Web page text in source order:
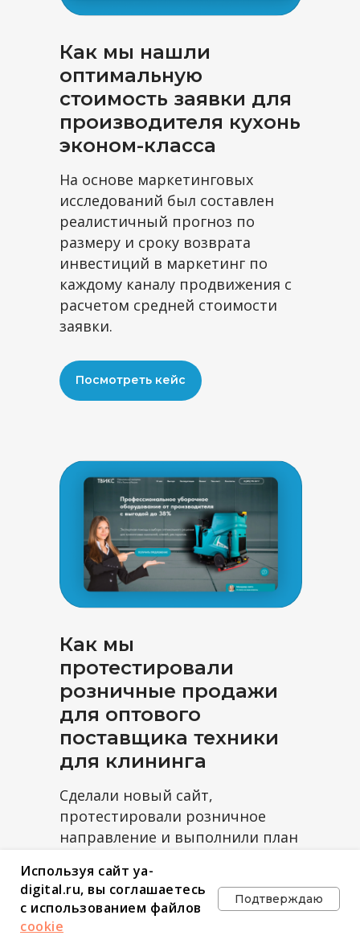
Как мы нашли
оптимальную
стоимость заявки для
производителя кухонь
эконом-класса
На основе маркетинговых
исследований был составлен
реалистичный прогноз по
размеру и сроку возврата
инвестиций в маркетинг по
каждому каналу продвижения с
расчетом средней стоимости
заявки.
Посмотреть кейс
Как мы
протестировали
розничные продажи
для оптового
поставщика техники
для клининга
Сделали новый сайт,
протестировали розничное
направление и выполнили план
Посмотреть кейс
Используя сайт ya-
digital.ru, вы соглашаетесь
с использованием файлов
cookie
Подтверждаю
Запишитесь на получасовую
расскажем, каких результатов
можно достичь в вашей нише,
покажем точки роста вашего сайта
Маркетинг на аутсорсе
Записаться
заказать звонок
8 800 302 44 74
+7
Нажимая на кнопку, я принимаю
условия соглашения.
Программа лояльности с
дизайнерами
Быстрый старт
Базовый маркетинг
Маркетинговое агентство
ЯВОРСКИЙ И ПАРТНЕРЫ
Наши работы
Карта сайта